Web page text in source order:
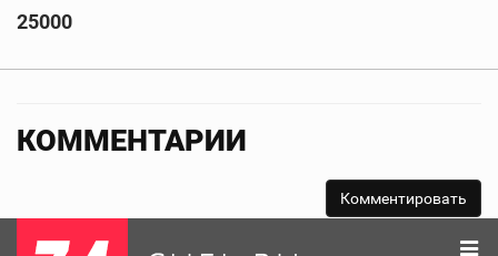
25000
КОММЕНТАРИИ